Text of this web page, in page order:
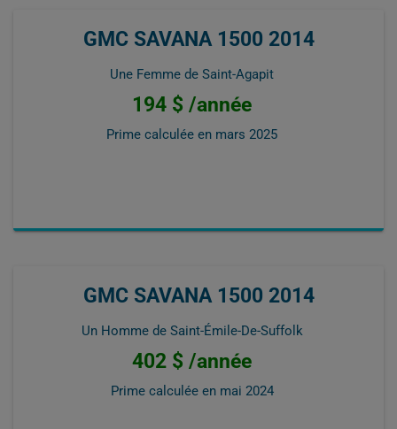
GMC SAVANA 1500 2014
Une Femme de Saint-Agapit
194 $ /année
Prime calculée en mars 2025
GMC SAVANA 1500 2014
Un Homme de Saint-Émile-De-Suffolk
402 $ /année
Prime calculée en mai 2024